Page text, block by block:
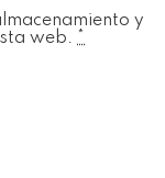
y
web.